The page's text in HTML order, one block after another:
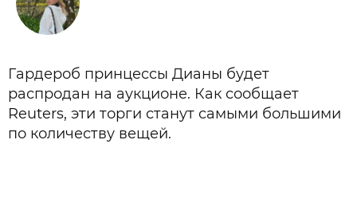
Гардероб принцессы Дианы будет
распродан на аукционе. Как сообщает
Reuters, эти торги станут самыми большими
по количеству вещей.